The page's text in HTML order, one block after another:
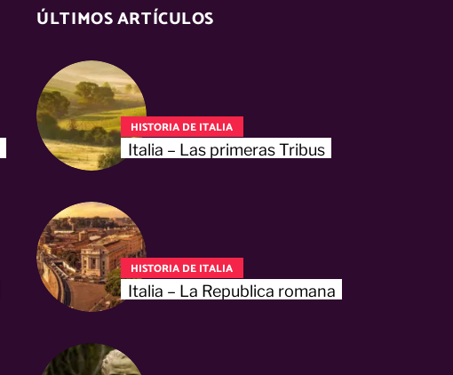
ÚLTIMOS ARTÍCULOS
HISTORIA DE ITALIA
Italia – Las primeras Tribus
HISTORIA DE ITALIA
Italia – La Republica romana